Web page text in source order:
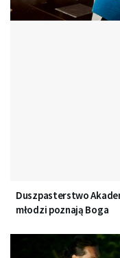
Duszpasterstwo
młodzi poznają Boga